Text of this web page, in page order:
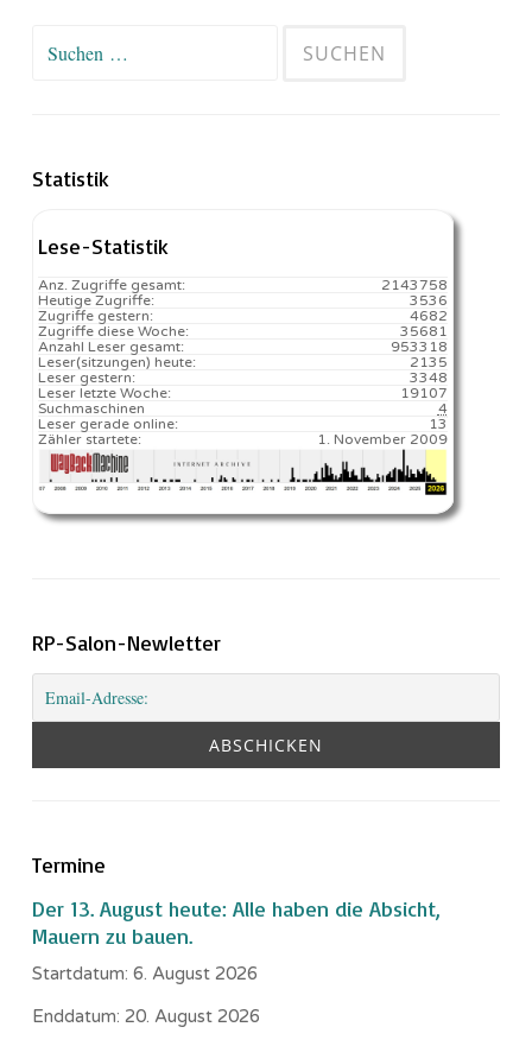
Suchen
Statistik
Lese-Statistik
2143758
Anz. Zugriffe gesamt:
3536
Heutige Zugriffe:
4682
Zugriffe gestern:
35681
Zugriffe diese Woche:
953318
Anzahl Leser gesamt:
2135️
Leser(sitzungen) heute:
3348
Leser gestern:
19107️
Leser letzte Woche:
4
Suchmaschinen
13
Leser gerade online:
1. November 2009
Zähler startete:
RP-Salon-Newletter
Termine
Der 13. August heute: Alle haben die Absicht,
Mauern zu bauen.
Startdatum: 6. August 2026
Enddatum: 20. August 2026